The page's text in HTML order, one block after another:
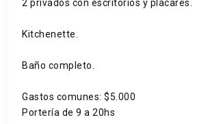
2 privados con escritorios y placares.
Kitchenette.
Baño completo.
Gastos comunes: $5.000
Portería de 9 a 20hs